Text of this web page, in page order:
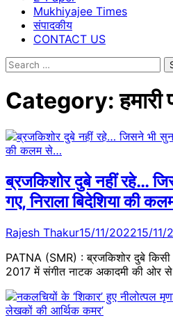
Mukhiyajee Times
संपादकीय
CONTACT US
Search
Category:
ब्रजकिशोर दुबे नहीं रहे…
गए, निराला बिदेशिया की
Rajesh Thakur15/11/202215/11/
PATNA (SMR) : ब्रजकिशोर दुबे
2017 में संगीत नाटक अकादमी की ओर